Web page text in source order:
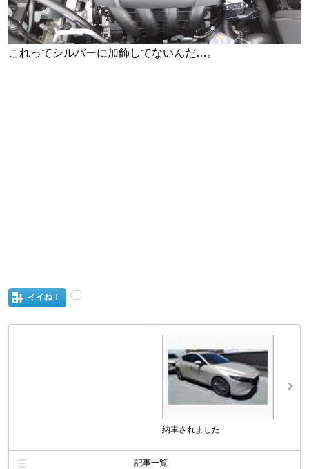
これってシルバーに加飾してないんだ…。
イイね！
納車されました
記事一覧